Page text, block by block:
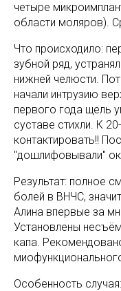
четыре
области моляров).
Что происходило:
зубной ряд,
нижней челюсти.
начали интрузию
первого года щель
суставе стихли. К
контактировать!!
"дошлифовывали"
Результат: полное
болей в ВНЧС,
Алина впервые за
Установлены
капа.
Особенность